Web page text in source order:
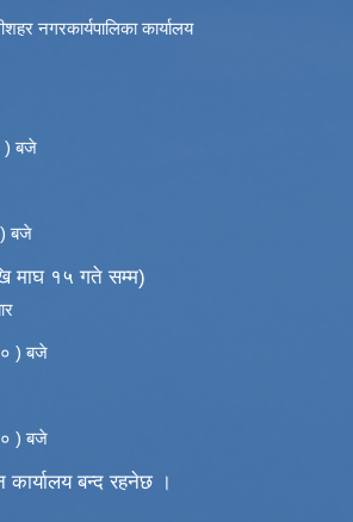
नगरकार्यपालिका कार्यालय
) बजे
बजे
माघ १५ गते सम्म)
) बजे
) बजे
कार्यालय बन्द रहनेछ ।